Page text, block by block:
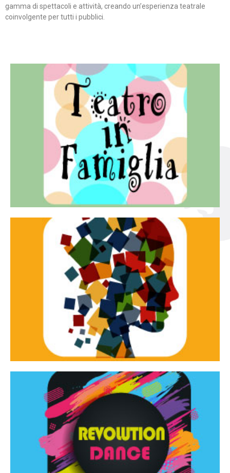
gamma di spettacoli e attività, creando un’esperienza teatrale
coinvolgente per tutti i pubblici.
Teatro in famiglia
Teatro In Famiglia è una rassegna di teatro concepita
per far condividere e godere del teatro all’intera
famiglia.
Continua
Tracce dinamiche
Tracce Dinamiche è una rassegna di teatro
d’innovazione e sperimentale.
Continua
Revolution Dance
Rassegna di danza contemporanea – I Edizione